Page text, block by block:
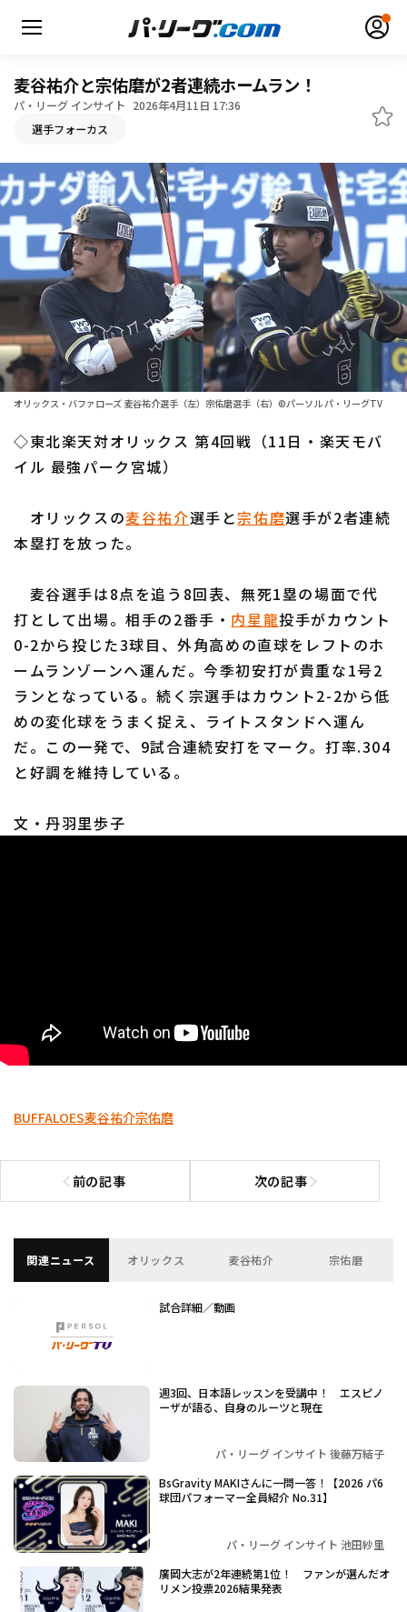
HOME
動画
日程・結果
順位表･成績
1軍公式戦
ファーム東地区
ファーム中地区
交流戦
選手名鑑
北海道日本ハムファイターズ
埼玉西武ライオンズ
千葉ロッテマリーンズ
オリックス・バファローズ
福岡ソフトバンクホークス
ニュース
麦谷祐介と宗佑磨が2者連続ホームラン！
パ・リーグ インサイト 2026年4月11日 17:36
選手フォーカス
オリックス・バファローズ 麦谷祐介選手（左）宗佑磨選手（右）©パーソル パ・リーグTV
◇東北楽天対オリックス 第4回戦（11日・楽天モバ
イル 最強パーク宮城）
オリックスの麦谷祐介選手と宗佑磨選手が2者連続
本塁打を放った。
麦谷選手は8点を追う8回表、無死1塁の場面で代
打として出場。相手の2番手・ 内星龍投手がカウント
0-2から投じた3球目、外角高めの直球をレフトのホ
ームランゾーンへ運んだ。今季初安打が貴重な1号2
ランとなっている。続く宗選手はカウント2-2から低
めの変化球をうまく捉え、ライトスタンドへ運ん
だ。この一発で、9試合連続安打をマーク。打率.304
と好調を維持している。
文・丹羽里歩子
BUFFALOES麦谷祐介宗佑磨
前の記事
前の記事へ 次の記事次の記事へ
関連ニュース オリックス 麦谷祐介 宗佑磨
試合詳細／動画
週3回、日本語レッスンを受講中！ エスピノ
ーザが語る、自身のルーツと現在
パ・リーグ インサイト 後藤万結子
BsGravity MAKIさんに一問一答！【2026 パ6
球団パフォーマー全員紹介 No.31】
パ・リーグ インサイト 池田紗里
廣岡大志が2年連続第1位！ ファンが選んだオ
リメン投票2026結果発表